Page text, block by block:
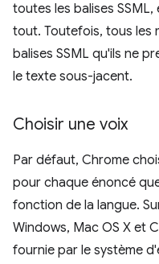
toutes les balises
tout. Toutefois, tous les
balises SSML qu'ils ne
le texte sous-jacent.
Choisir une voix
Par défaut, Chrome
pour chaque énoncé
fonction de la langue.
Windows, Mac OS X et
fournie par le système